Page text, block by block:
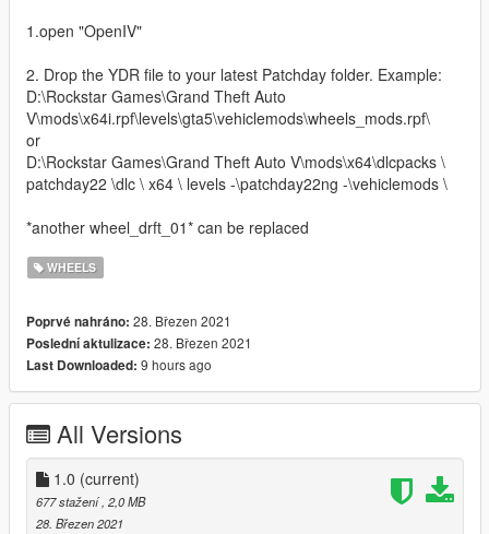
1.open "OpenIV"
2. Drop the YDR file to your latest Patchday folder. Example:
D:\Rockstar Games\Grand Theft Auto
V\mods\x64i.rpf\levels\gta5\vehiclemods\wheels_mods.rpf\
or
D:\Rockstar Games\Grand Theft Auto V\mods\x64\dlcpacks \
patchday22 \dlc \ x64 \ levels -\patchday22ng -\vehiclemods \
*another wheel_drft_01* can be replaced
WHEELS
Poprvé nahráno: 28. Březen 2021
Poslední aktulizace: 28. Březen 2021
Last Downloaded: 9 hours ago
All Versions
1.0 (current)
677 stažení, 2,0 MB
28. Březen 2021